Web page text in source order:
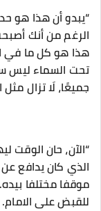
“يبدو أن هذا هو
الرغم من أنك
هذا هو كل ما في
تحت السماء ليس
جميعًا، لَا تزال مثل
“الآن، حان الوقت
الذي كان يدافع
موقفا مختلفا
للقبض على